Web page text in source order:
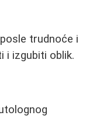
trudnoće i
i izgubiti oblik.